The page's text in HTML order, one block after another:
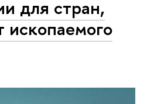
для стран,
ископаемого